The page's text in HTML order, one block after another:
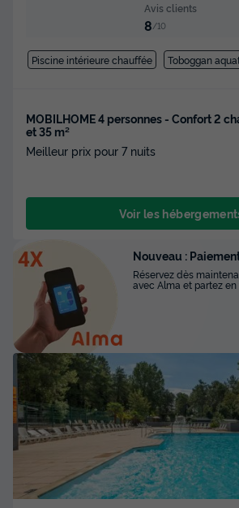
Avis clients
8/10
Piscine intérieure chauffée Toboggan
MOBILHOME 4 personnes - Confort 2
et 35 m²
Meilleur prix pour 7 nuits
Voir les
Nouveau :
Réservez dès
avec Alma et partez